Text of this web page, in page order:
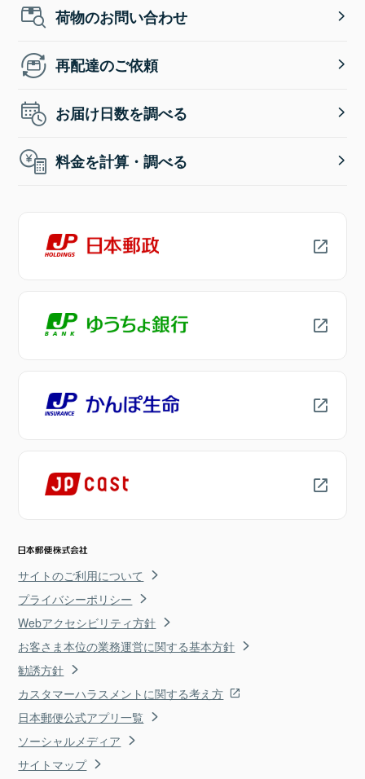
荷物のお問い合わせ
再配達のご依頼
お届け日数を調べる
料金を計算・調べる
サイトのご利用について
プライバシーポリシー
Webアクセシビリティ方針
お客さま本位の業務運営に関する基本方針
勧誘方針
カスタマーハラスメントに関する考え方
日本郵便公式アプリ一覧
ソーシャルメディア
サイトマップ